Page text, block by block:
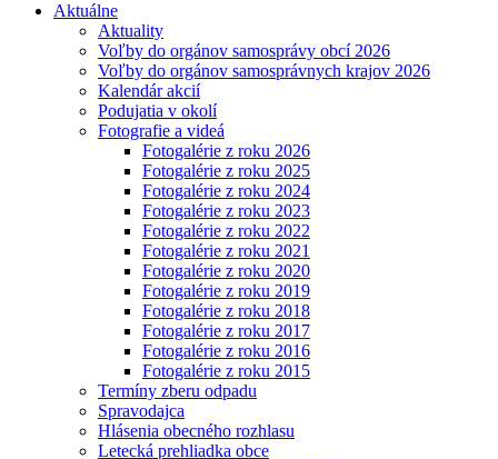
Aktuálne
Aktuality
Voľby do orgánov samosprávy obcí 2026
Voľby do orgánov samosprávnych krajov 2026
Kalendár akcií
Podujatia v okolí
Fotografie a videá
Fotogalérie z roku 2026
Fotogalérie z roku 2025
Fotogalérie z roku 2024
Fotogalérie z roku 2023
Fotogalérie z roku 2022
Fotogalérie z roku 2021
Fotogalérie z roku 2020
Fotogalérie z roku 2019
Fotogalérie z roku 2018
Fotogalérie z roku 2017
Fotogalérie z roku 2016
Fotogalérie z roku 2015
Termíny zberu odpadu
Spravodajca
Hlásenia obecného rozhlasu
Letecká prehliadka obce